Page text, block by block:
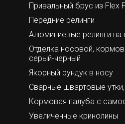
Привальный брус из Flex
Передние релинги
Алюминиевые релинги
Отделка носовой,
серый-черный
Якорный рундук в носу
Сварные швартовые
Кормовая палуба с
Увеличенные кринолины